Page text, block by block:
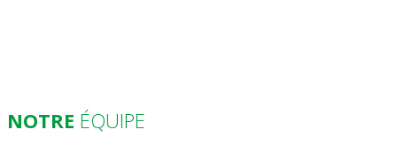
NOTRE ÉQUIPE